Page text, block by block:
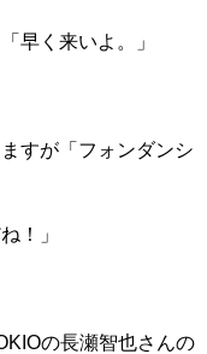
早く来いよ。」
すが「フォンダンシ
！」
の長瀬智也さんの